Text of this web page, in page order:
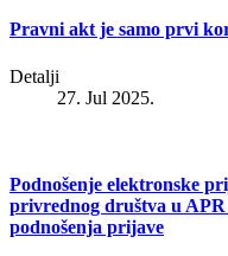
Pravni akt je samo prvi
Detalji
27. Jul 2025.
Podnošenje elektronske
privrednog društva u APR
podnošenja prijave